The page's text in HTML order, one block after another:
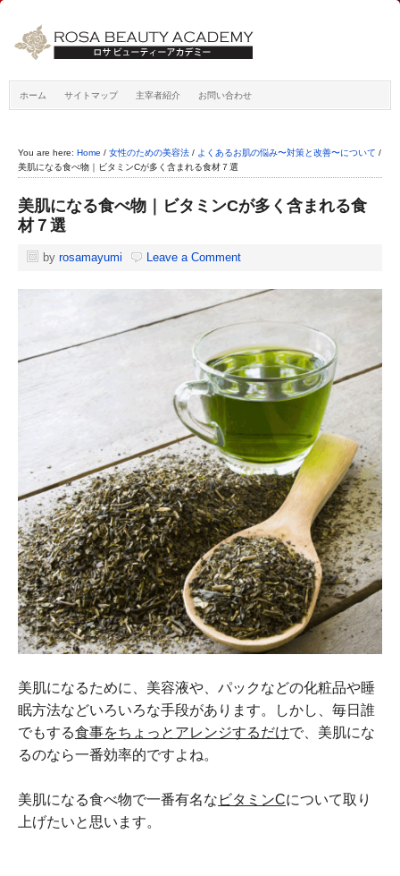
ホーム サイトマップ 主宰者紹介 お問い合わせ
You are here: Home / 女性のための美容法 / よくあるお肌の悩み〜対策と改善〜について /
美肌になる食べ物｜ビタミンCが多く含まれる食材７選
美肌になる食べ物｜ビタミンCが多く含まれる食
材７選
by rosamayumi Leave a Comment
美肌になるために、美容液や、パックなどの化粧品や睡
眠方法などいろいろな手段があります。しかし、毎日誰
でもする食事をちょっとアレンジするだけで、美肌にな
るのなら一番効率的ですよね。
美肌になる食べ物で一番有名な ビタミンCについて取り
上げたいと思います。